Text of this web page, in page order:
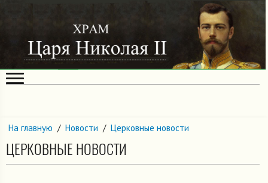
На главную / Новости / Церковные новости
ЦЕРКОВНЫЕ НОВОСТИ